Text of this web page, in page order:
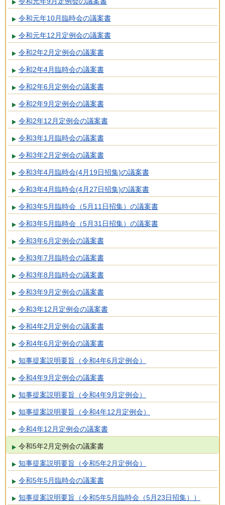
令和元年10月臨時会の議案書
令和元年12月定例会の議案書
令和2年2月定例会の議案書
令和2年4月臨時会の議案書
令和2年6月定例会の議案書
令和2年9月定例会の議案書
令和2年12月定例会の議案書
令和3年1月臨時会の議案書
令和3年2月定例会の議案書
令和3年4月臨時会(4月19日招集)の議案書
令和3年4月臨時会(4月27日招集)の議案書
令和3年5月臨時会（5月11日招集）の議案書
令和3年5月臨時会（5月31日招集）の議案書
令和3年6月定例会の議案書
令和3年7月臨時会の議案書
令和3年8月臨時会の議案書
令和3年9月定例会の議案書
令和3年12月定例会の議案書
令和4年2月定例会の議案書
令和4年6月定例会の議案書
知事提案説明要旨（令和4年6月定例会）
令和4年9月定例会の議案書
知事提案説明要旨（令和4年9月定例会）
知事提案説明要旨（令和4年12月定例会）
令和4年12月定例会の議案書
令和5年2月定例会の議案書
知事提案説明要旨（令和5年2月定例会）
令和5年5月臨時会の議案書
知事提案説明要旨（令和5年5月臨時会（5月23日招集））